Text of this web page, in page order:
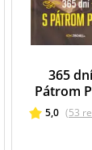
365
Pátrom
5,0 (53